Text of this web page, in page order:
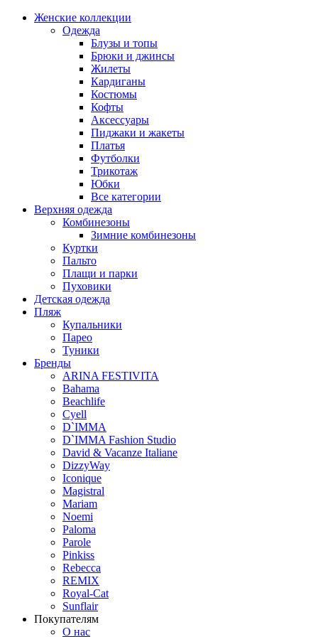
Женские коллекции
Одежда
Блузы и топы
Брюки и джинсы
Жилеты
Кардиганы
Костюмы
Кофты
Аксессуары
Пиджаки и жакеты
Платья
Футболки
Трикотаж
Юбки
Все категории
Верхняя одежда
Комбинезоны
Зимние комбинезоны
Куртки
Пальто
Плащи и парки
Пуховики
Детская одежда
Пляж
Купальники
Парео
Туники
Бренды
ARINA FESTIVITA
Bahama
Beachlife
Cyell
D`IMMA
D`IMMA Fashion Studio
David & Vacanze Italiane
DizzyWay
Iconique
Magistral
Mariam
Noemi
Paloma
Parole
Pinkiss
Rebecca
REMIX
Royal-Cat
Sunflair
Покупателям
О нас